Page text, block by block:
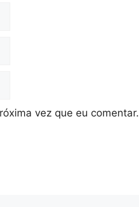
vez que eu comentar.